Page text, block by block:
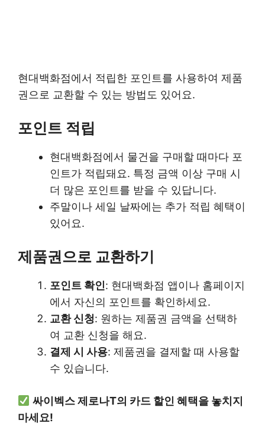
현대백화점에서 적립한 포인트를 사용하여 제품
권으로 교환할 수 있는 방법도 있어요.
포인트 적립
현대백화점에서 물건을 구매할 때마다 포
인트가 적립돼요. 특정 금액 이상 구매 시
더 많은 포인트를 받을 수 있답니다.
주말이나 세일 날짜에는 추가 적립 혜택이
있어요.
제품권으로 교환하기
포인트 확인: 현대백화점 앱이나 홈페이지
에서 자신의 포인트를 확인하세요.
교환 신청: 원하는 제품권 금액을 선택하
여 교환 신청을 해요.
결제 시 사용: 제품권을 결제할 때 사용할
수 있습니다.
싸이벡스 제로나T의 카드 할인 혜택을 놓치지
마세요!